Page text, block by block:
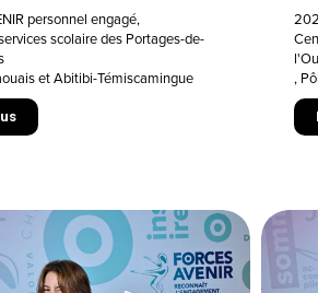
personnel engagé,
scolaire des Portages-de-
et Abitibi-Témiscamingue
,